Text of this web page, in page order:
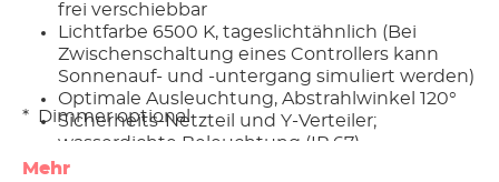
frei verschiebbar
Lichtfarbe 6500 K, tageslichtähnlich (Bei
Zwischenschaltung eines Controllers kann
Sonnenauf- und -untergang simuliert werden)
Optimale Ausleuchtung, Abstrahlwinkel 120°
Sicherheits-Netzteil und Y-Verteiler;
wasserdichte Beleuchtung (IP 67)
Hohe Energieeffizienz; mittlere Lebensdauer
* Dimmer optional
Mehr